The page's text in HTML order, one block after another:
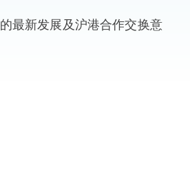
最新发展及沪港合作交换意